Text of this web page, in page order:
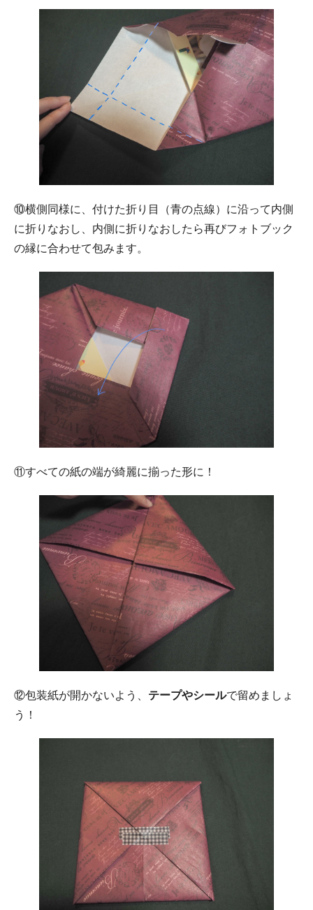
⑩横側同様に、付けた折り目（青の点線）に沿って内側
に折りなおし、内側に折りなおしたら再びフォトブック
の縁に合わせて包みます。
⑪すべての紙の端が綺麗に揃った形に！
⑫包装紙が開かないよう、 テープやシールで留めましょ
う！